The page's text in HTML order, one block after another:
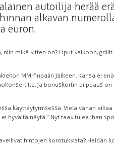
autoilija herää
alkavan
euron.
niin mikä sitten on? Liput salkoon,
MM-finaalin jälkeen. Kansa ei
ja bonuskortin piippaus
käyttäytymisessä. Vielä vähän
hyvältä näytä.” Nyt taas tulee ihan
hintojen korotuksista? Heidän